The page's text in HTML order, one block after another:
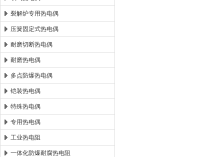
裂解炉专用热电偶
压簧固定式热电偶
耐磨切断热电偶
耐磨热电偶
多点防爆热电偶
铠装热电偶
特殊热电偶
专用热电偶
工业热电阻
一体化防爆耐腐热电阻